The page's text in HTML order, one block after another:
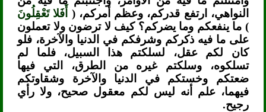
النواهي، ارتفع قدركم، وعظم أمركم، ( أَفَلا تَعْقِلُونَ
) ما ينفعكم وما يضركم؟ كيف لا ترضون ولا تعملون
على ما فيه ذكركم وشرفكم في الدنيا والآخرة، فلو
كان لكم عقل، لسلكتم هذا السبيل، فلما لم
تسلكوه، وسلكتم غيره من الطرق، التي فيها
ضعتكم وخستكم في الدنيا والآخرة وشقاوتكم
فيهما، علم أنه ليس لكم معقول صحيح، ولا رأي
رجيح.